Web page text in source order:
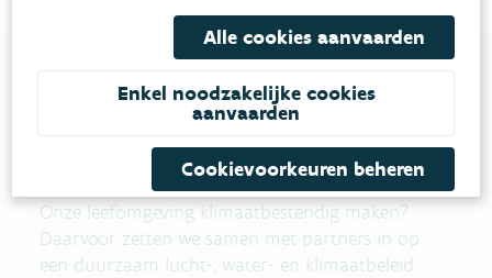
VLAAMSE
MILIEUMAATSCHAPPIJ
Onze leefomgeving klimaatbestendig maken?
Daarvoor zetten we samen met partners in op
een duurzaam lucht-, water- en klimaatbeleid.
Alle cookies aanvaarden
Enkel noodzakelijke cookies
aanvaarden
Cookievoorkeuren beheren